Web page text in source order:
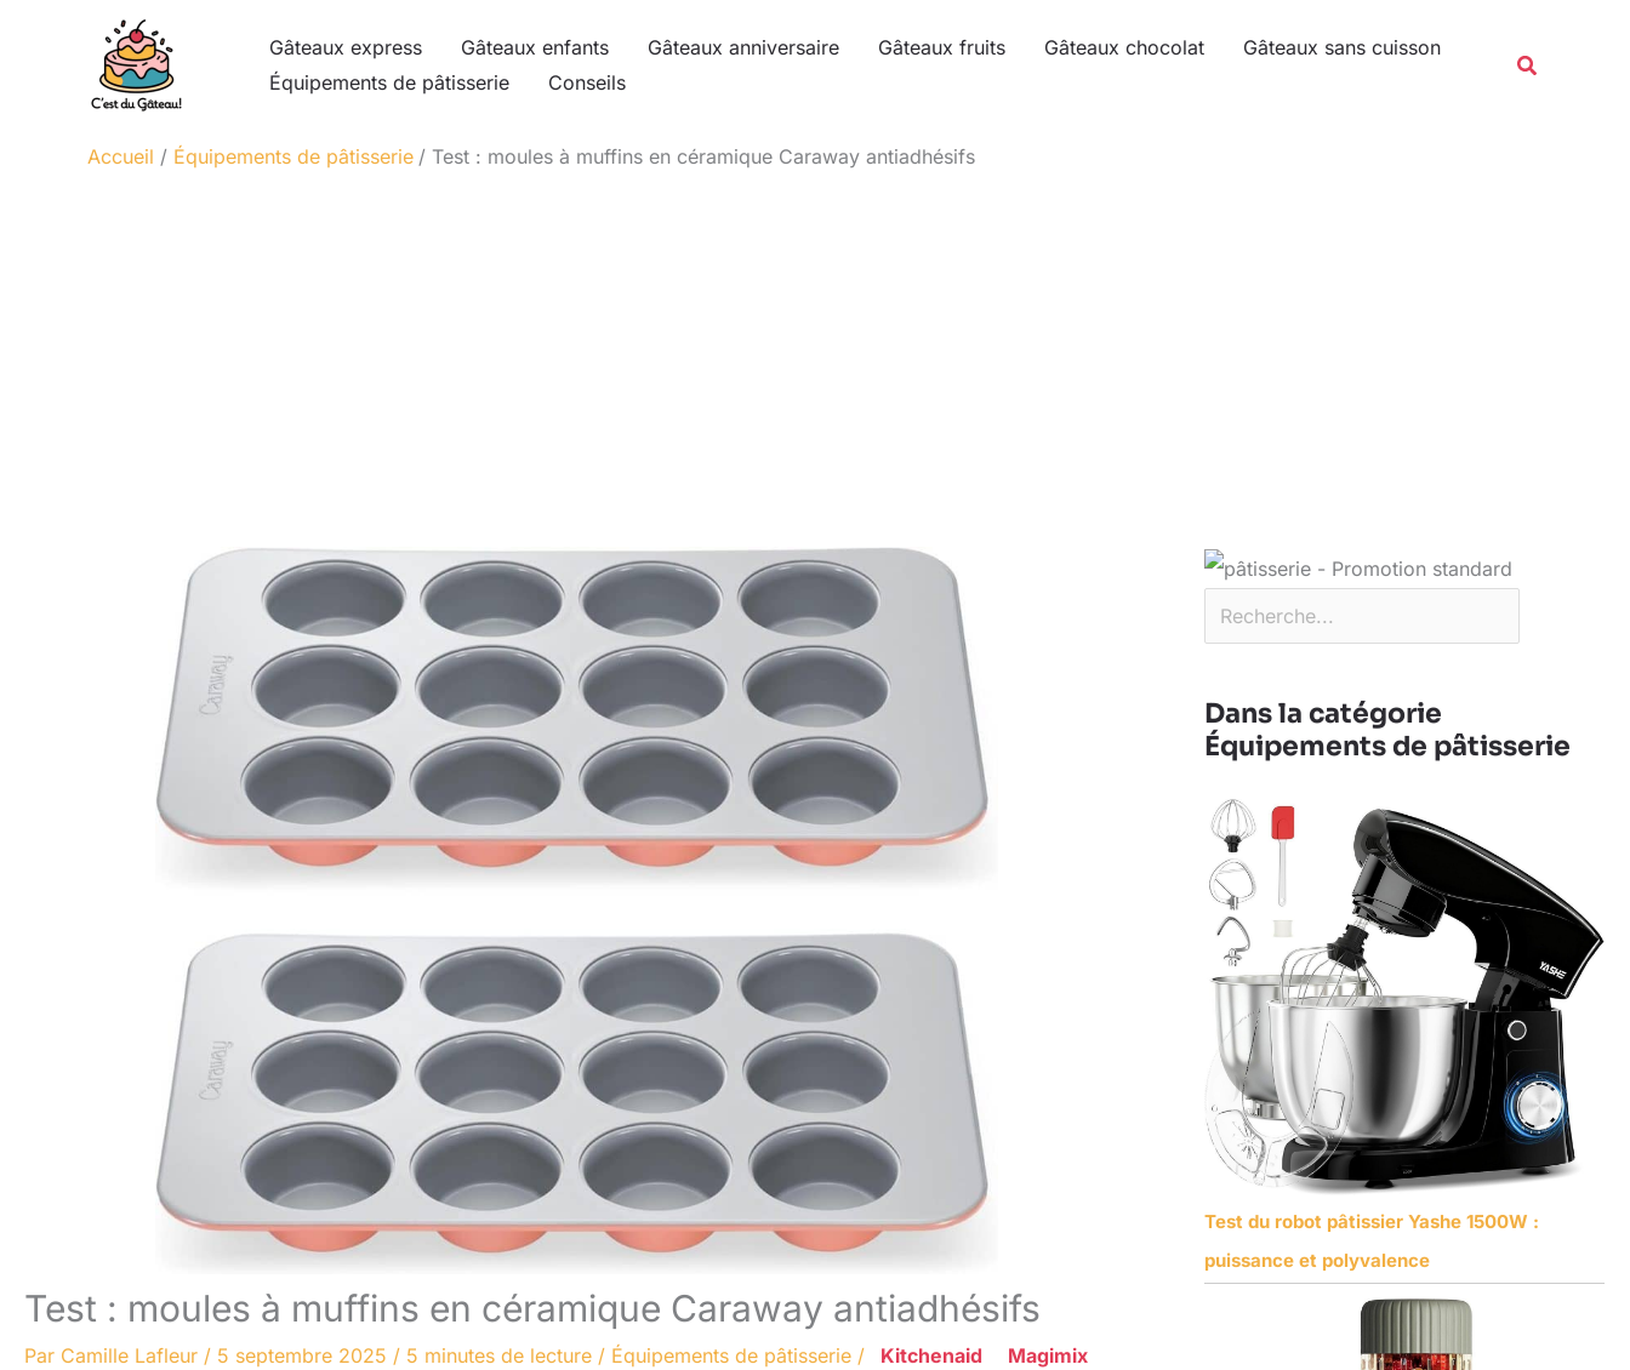
Gâteaux express Gâteaux enfants Gâteaux anniversaire Gâteaux fruits Gâteaux chocolat
Gâteaux sans cuisson
Équipements de pâtisserie
Conseils
Accueil Équipements de pâtisserie Test : moules à muffins en céramique Caraway antiadhésifs
Test : moules à muffins en céramique Caraway antiadhésifs
Par Camille Lafleur / 5 septembre 2025 / 5 minutes de lecture / Équipements de pâtisserie / Kitchenaid
Magimix
Dans la catégorie
Équipements de pâtisserie
Test du robot pâtissier Yashe 1500W :
puissance et polyvalence